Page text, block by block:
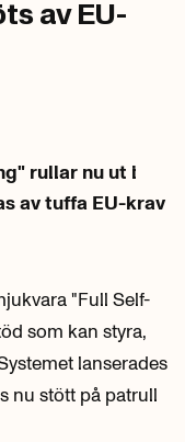
av EU-
rullar nu ut i
av tuffa EU-krav
"Full Self-
som kan styra,
lanserades
nu stött på patrull